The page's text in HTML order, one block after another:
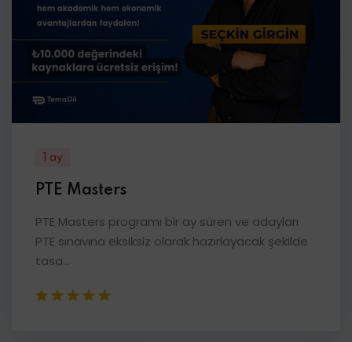
1 ay
PTE Masters
PTE Masters programı bir ay süren ve adayları
PTE sınavına eksiksiz olarak hazırlayacak şekilde
tasa...